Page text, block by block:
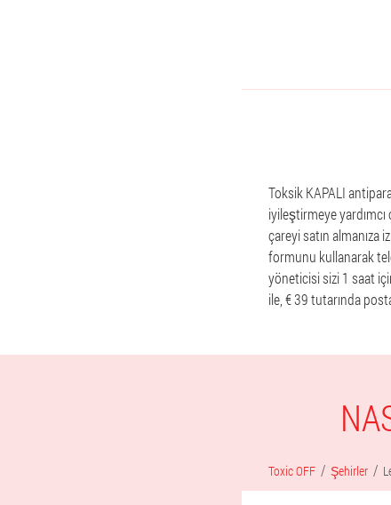
Toksik KAPALI
iyileştirmeye
çareyi satın
formunu kullanarak
yöneticisi sizi 1 saat
ile, € 39 tutarında
Toxic OFF Şehirler